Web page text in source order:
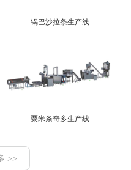
锅巴沙拉条生产线
粟米条奇多生产线
>>